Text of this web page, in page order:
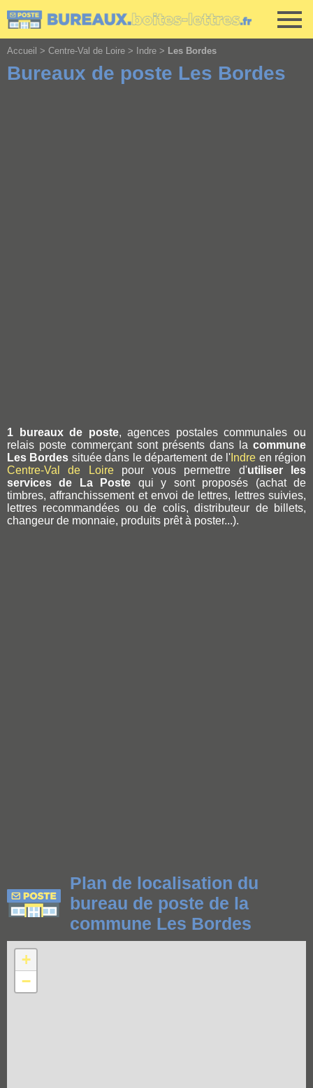
Accueil > Centre-Val de Loire > Indre > Les Bordes
Bureaux de poste Les Bordes
1 bureaux de poste, agences postales communales ou
relais poste commerçant sont présents dans la commune
Les Bordes située dans le département de l' Indre en région
Centre-Val de Loirepour vous permettre d'utiliser les
services de La Poste qui y sont proposés (achat de
timbres, affranchissement et envoi de lettres, lettres suivies,
lettres recommandées ou de colis, distributeur de billets,
changeur de monnaie, produits prêt à poster...).
Plan de localisation du
bureau de poste de la
commune Les Bordes
+
−